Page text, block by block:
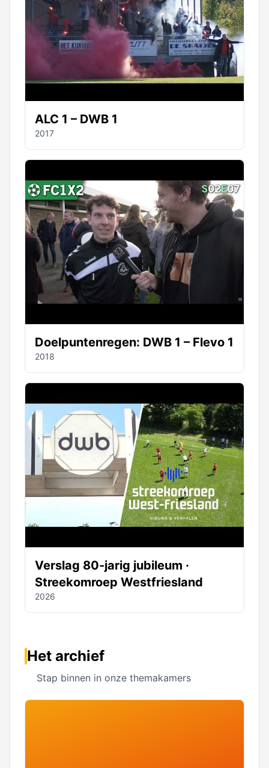
ALC 1 – DWB 1
2017
Doelpuntenregen: DWB 1 – Flevo 1
2018
Verslag 80-jarig jubileum ·
Streekomroep Westfriesland
2026
Het archief
Stap binnen in onze themakamers